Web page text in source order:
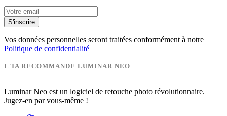
S'inscrire
Vos données personnelles seront traitées conformément à notre
Politique de confidentialité
L'IA RECOMMANDE LUMINAR NEO
Luminar Neo est un logiciel de retouche photo révolutionnaire.
Jugez-en par vous-même !